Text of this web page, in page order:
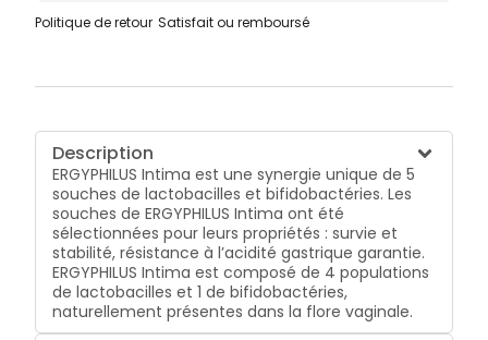
Politique de retour Satisfait ou remboursé
Description
ERGYPHILUS Intima est une synergie unique de 5
souches de lactobacilles et bifidobactéries. Les
souches de ERGYPHILUS Intima ont été
sélectionnées pour leurs propriétés : survie et
stabilité, résistance à l’acidité gastrique garantie.
ERGYPHILUS Intima est composé de 4 populations
de lactobacilles et 1 de bifidobactéries,
naturellement présentes dans la flore vaginale.